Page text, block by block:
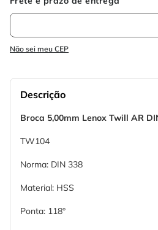
Não sei meu CEP
Descrição
Broca 5,00mm Lenox Twill AR
TW104
Norma: DIN 338
Material: HSS
Ponta: 118°